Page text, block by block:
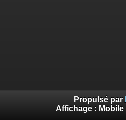
Propulsé par
Affichage : Mobile